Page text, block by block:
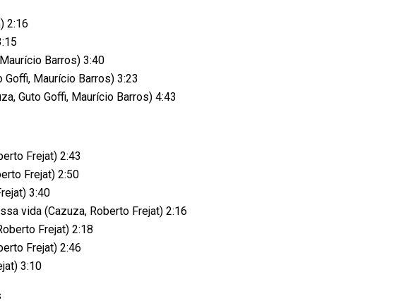
2:16
Barros) 3:40
Goffi, Maurício Barros) 3:23
Guto Goffi, Maurício Barros) 4:43
Frejat) 2:43
Frejat) 2:50
3:40
vida (Cazuza, Roberto Frejat) 2:16
Frejat) 2:18
Frejat) 2:46
3:10